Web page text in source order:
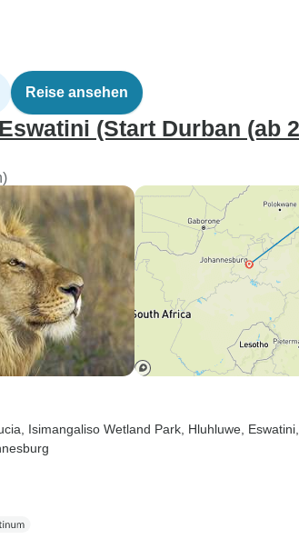
Reise ansehen
(Start Durban (ab
, Isimangaliso Wetland Park , Hluhluwe , Eswatini